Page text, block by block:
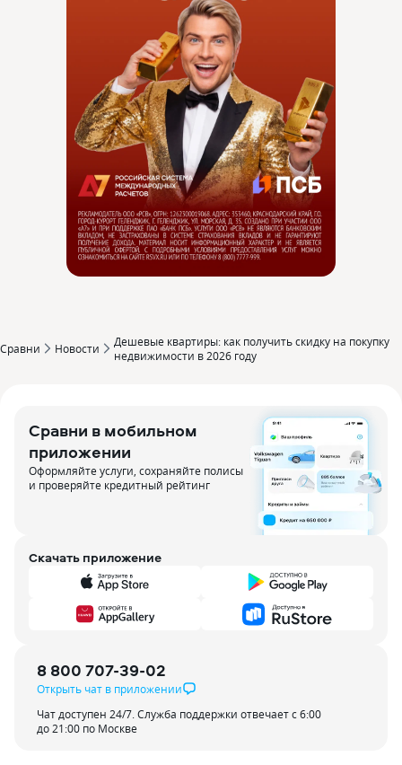
Сравни Новости
Дешевые квартиры: как получить скидку на покупку
недвижимости в 2026 году
Сравни в мобильном
приложении
Оформляйте услуги, сохраняйте полисы
и проверяйте кредитный рейтинг
Скачать приложение
8 800 707-39-02
Открыть чат в приложении
Чат доступен 24/7. Служба поддержки отвечает с 6:00
до 21:00 по Москве